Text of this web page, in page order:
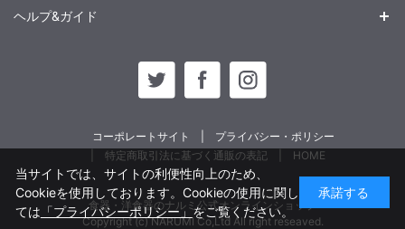
ヘルプ&ガイド
コーポレートサイト
プライバシー・ポリシー
特定商取引法に基づく通販の表記
HOME
食器・洋食器のナルミ公式オンラインショップ
Copyright (c) NARUMI Co,Ltd All right reseaved.
当サイトでは、サイトの利便性向上のため、
Cookieを使用しております。Cookieの使用に関し
ては 「プライバシーポリシー」をご覧ください。
承諾する